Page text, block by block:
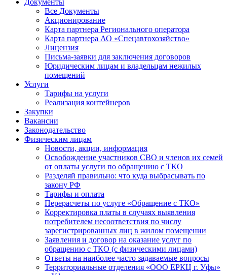
Все Документы
Акционирование
Карта партнера Регионального оператора
Карта партнера АО «Спецавтохозяйство»
Лицензия
Письма-заявки для заключения договоров
Юридическим лицам и владельцам нежилых
помещений
Услуги
Тарифы на услуги
Реализация контейнеров
Закупки
Вакансии
Законодательство
Физическим лицам
Новости, акции, информация
Освобождение участников СВО и членов их семей
от оплаты услуги по обращению с ТКО
Разделяй правильно: что куда выбрасывать по
закону РФ
Тарифы и оплата
Перерасчеты по услуге «Обращение с ТКО»
Корректировка платы в случаях выявления
потребителем несоответствия по числу
зарегистрированных лиц в жилом помещении
Заявления и договор на оказание услуг по
обращению с ТКО (с физическими лицами)
Ответы на наиболее часто задаваемые вопросы
Территориальные отделения «ООО ЕРКЦ г. Уфы»